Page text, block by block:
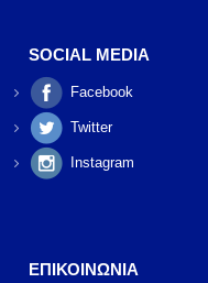
SOCIAL MEDIA
Facebook
Twitter
Instagram
ΕΠΙΚΟΙΝΩΝΙΑ